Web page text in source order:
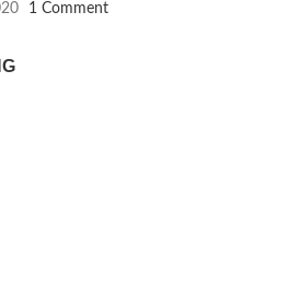
1 Comment